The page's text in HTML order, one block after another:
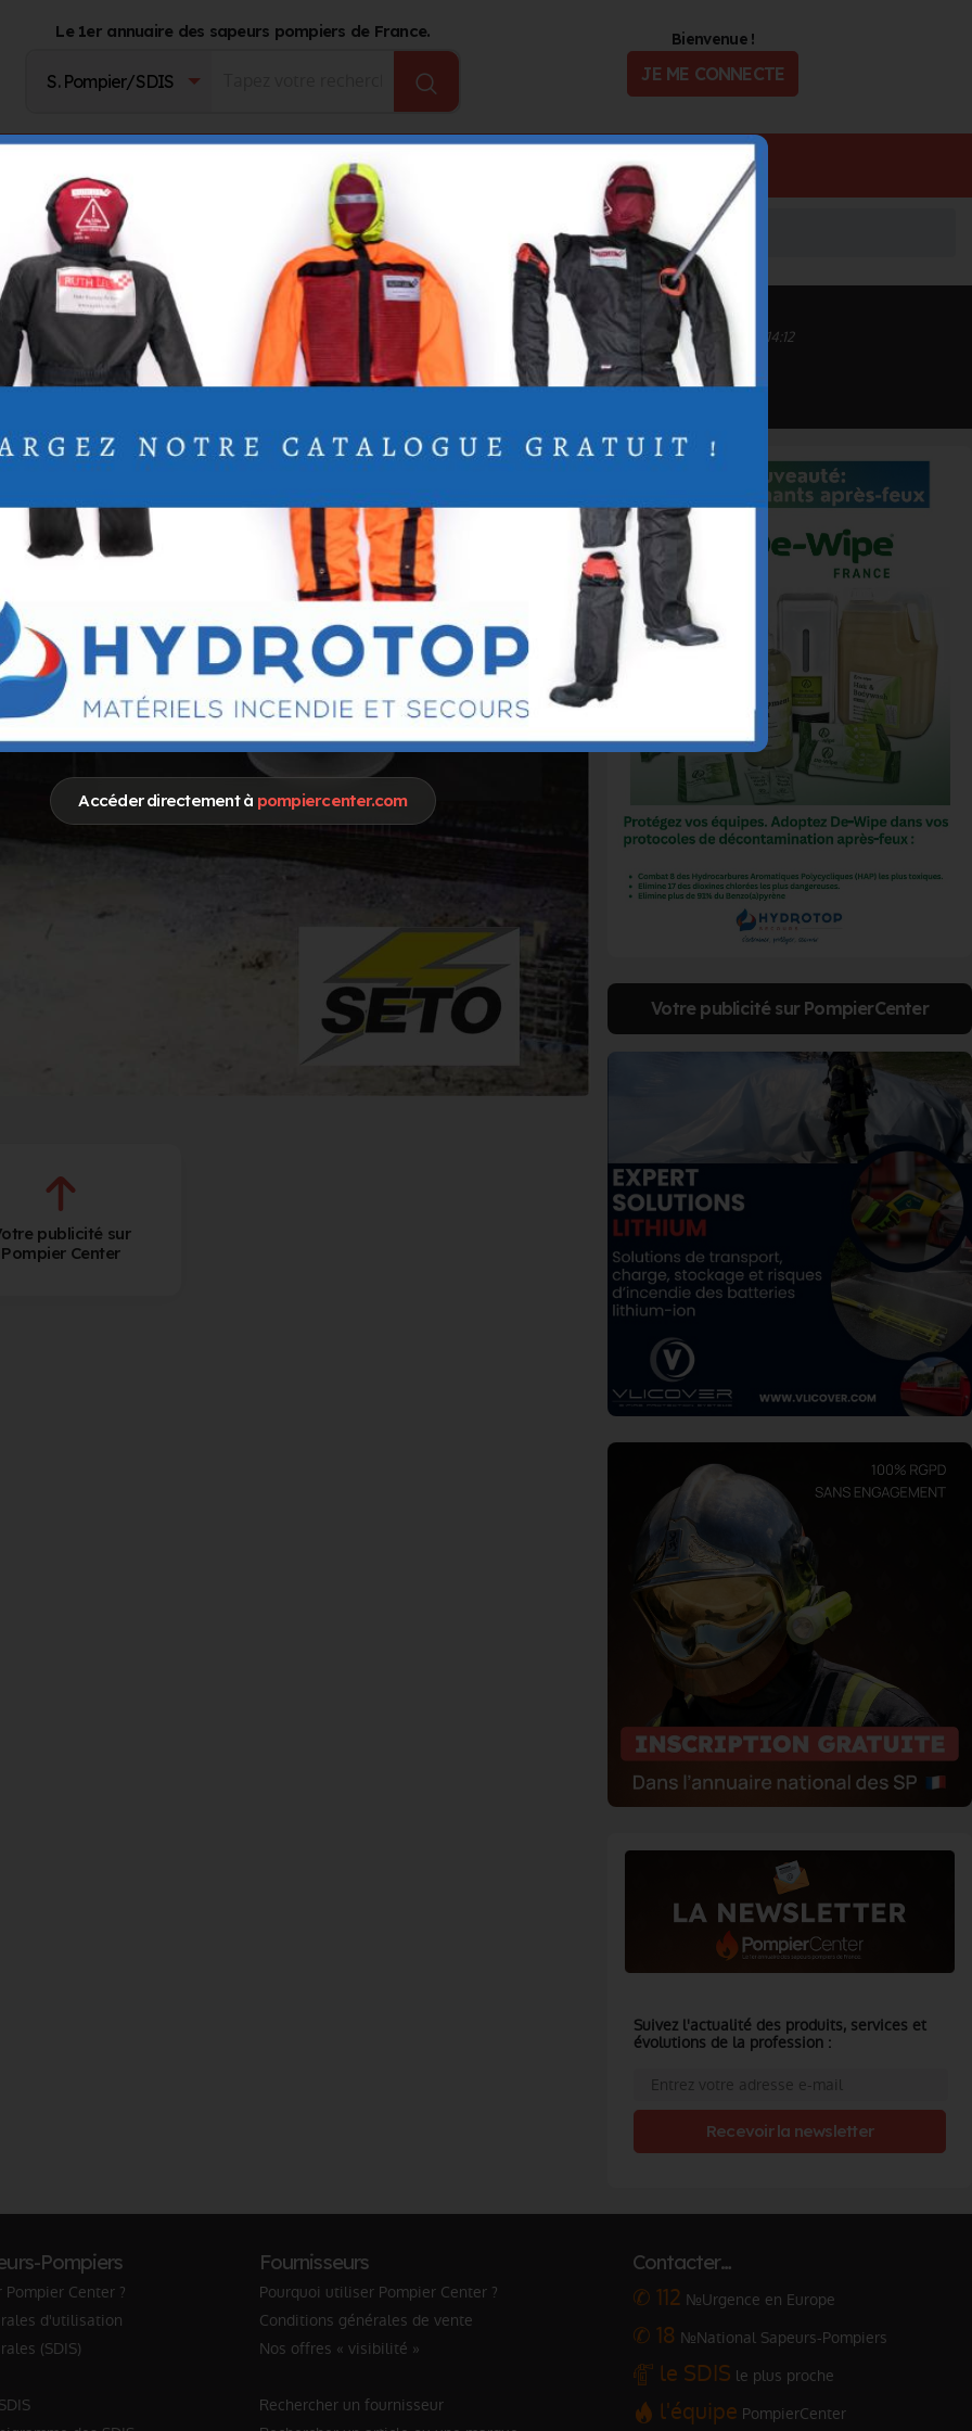
Accéder directement à pompiercenter.com
Le 1er annuaire des sapeurs pompiers de France. Bienvenue !
JE ME CONNECTE
Journal d'actualité Offres d'Emploi
Inscrit depuis le 31/03/2021 à 16:42
Informations mises à jour le 01/07/2022 à 14:12
publicité sur
Pompier Center
Votre publicité sur PompierCenter
Suivez l'actualité des produits, services et
évolutions de la profession :
Recevoir la newsletter
Pompiers
Center ?
d'utilisation
(SDIS)
Fournisseurs
Pourquoi utiliser Pompier Center ?
Conditions générales de vente
Nos offres « visibilité »
Rechercher un fournisseur
Contacter…
✆ 112 №Urgence en Europe
✆ 18 №National Sapeurs-Pompiers
le SDIS le plus proche
l'équipe PompierCenter